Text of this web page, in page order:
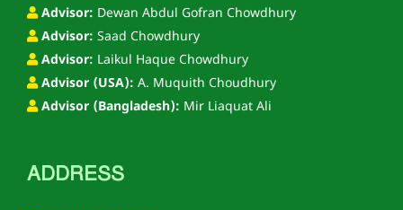
Advisor: Dewan Abdul Gofran Chowdhury
Advisor: Saad Chowdhury
Advisor: Laikul Haque Chowdhury
Advisor (USA): A. Muquith Choudhury
Advisor (Bangladesh): Mir Liaquat Ali
ADDRESS